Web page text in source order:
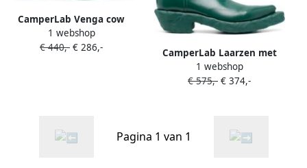
CamperLab Venga cow
laarzen Groen
1 webshop
€ 440,- € 286,-
CamperLab Laarzen met
textuur Groen
1 webshop
€ 575,- € 374,-
Pagina 1 van 1